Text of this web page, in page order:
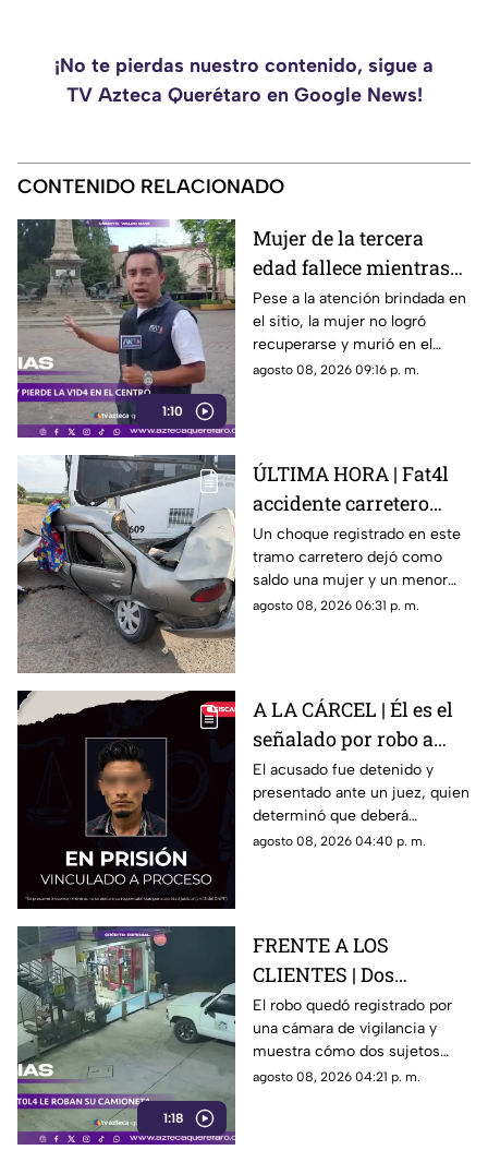
¡No te pierdas nuestro contenido, sigue a
TV Azteca Querétaro en Google News!
CONTENIDO RELACIONADO
1:10
Mujer de la tercera
edad fallece mientras
caminaba por el Centro
de Querétaro
Pese a la atención brindada en
el sitio, la mujer no logró
recuperarse y murió en el
lugar.
agosto 08, 2026 09:16 p. m.
ÚLTIMA HORA | Fat4l
accidente carretero
deja una mujer y un
niño mu3rtos en San
Juan del Río
Un choque registrado en este
tramo carretero dejó como
saldo una mujer y un menor
sin vida, además de una
agosto 08, 2026 06:31 p. m.
A LA CÁRCEL | Él es el
señalado por robo a
una casa en Santa Rosa
Jáuregui
El acusado fue detenido y
presentado ante un juez, quien
determinó que deberá
permanecer en prisión
agosto 08, 2026 04:40 p. m.
1:18
FRENTE A LOS
CLIENTES | Dos
hombres enc4ñonan a
conductor y se llevan
su camioneta
El robo quedó registrado por
una cámara de vigilancia y
muestra cómo dos sujetos
obligaron a un conductor y a
agosto 08, 2026 04:21 p. m.